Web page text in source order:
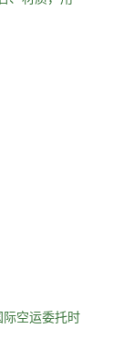
空运委托时